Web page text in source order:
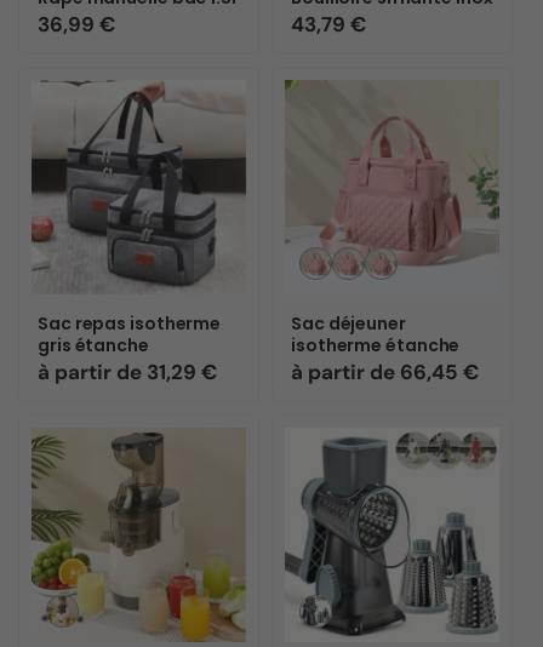
indisponible
Prix
36,99 € Prix
43,79 €
Sac repas isotherme
gris étanche
Prix
habituel
à partir de 31,29 €
Variante
épuisée
ou
indisponible
Variante
épuisée
ou
indisponible
Variante
épuisée
indisponible
Sac déjeuner
isotherme étanche
Prix
habituel
à partir de 66,45 €
Variante
épuisée
Variante
épuisée